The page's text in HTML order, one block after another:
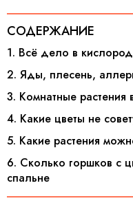
СОДЕРЖАНИЕ
1. Всё дело в
2. Яды, плесень,
3. Комнатные растения
4. Какие цветы не
5. Какие растения
6. Сколько горшков с
спальне